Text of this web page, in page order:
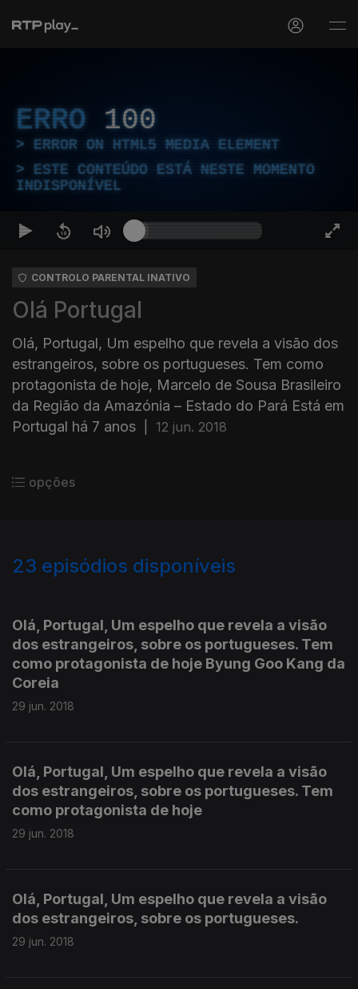
ERRO 100
ERROR ON HTML5 MEDIA ELEMENT
ESTE CONTEÚDO ESTÁ NESTE MOMENTO
INDISPONÍVEL
CONTROLO PARENTAL INATIVO
Olá Portugal
Olá, Portugal, Um espelho que revela a visão dos
estrangeiros, sobre os portugueses. Tem como
protagonista de hoje, Marcelo de Sousa Brasileiro
da Região da Amazónia – Estado do Pará Está em
Portugal há 7 anos
12 jun. 2018
opções
23 episódios disponíveis
Olá, Portugal, Um espelho que revela a visão
dos estrangeiros, sobre os portugueses. Tem
como protagonista de hoje Byung Goo Kang da
Coreia
29 jun. 2018
Olá, Portugal, Um espelho que revela a visão
dos estrangeiros, sobre os portugueses. Tem
como protagonista de hoje
29 jun. 2018
Olá, Portugal, Um espelho que revela a visão
dos estrangeiros, sobre os portugueses.
29 jun. 2018